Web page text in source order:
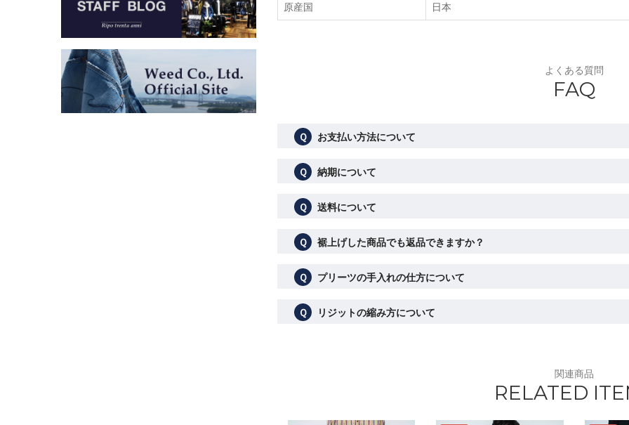
原産国 日本
よくある質問
FAQ
Ｑ お支払い方法について
Ｑ 納期について
Ｑ 送料について
Ｑ 裾上げした商品でも返品できますか？
Ｑ プリーツの手入れの仕方について
Ｑ リジットの縮み方について
関連商品
RELATED